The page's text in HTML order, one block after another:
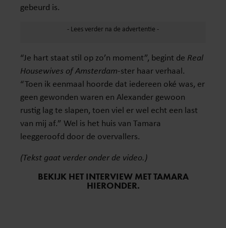
gebeurd is.
“Je hart staat stil op zo’n moment”, begint de Real
Housewives of Amsterdam-ster haar verhaal.
“Toen ik eenmaal hoorde dat iedereen oké was, er
geen gewonden waren en Alexander gewoon
rustig lag te slapen, toen viel er wel echt een last
van mij af.” Wel is het huis van Tamara
leeggeroofd door de overvallers.
(Tekst gaat verder onder de video.)
BEKIJK HET INTERVIEW MET TAMARA
HIERONDER.